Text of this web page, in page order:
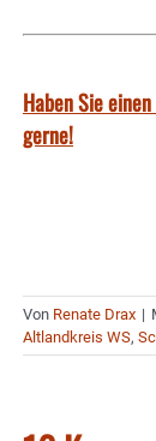
Haben Sie
gerne!
Von Renate Drax |
Altlandkreis WS,